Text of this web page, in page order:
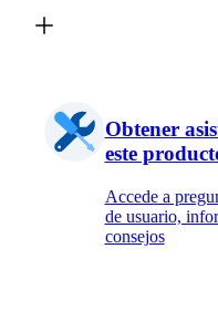
Obtener
este
Accede a
de usuario,
consejos